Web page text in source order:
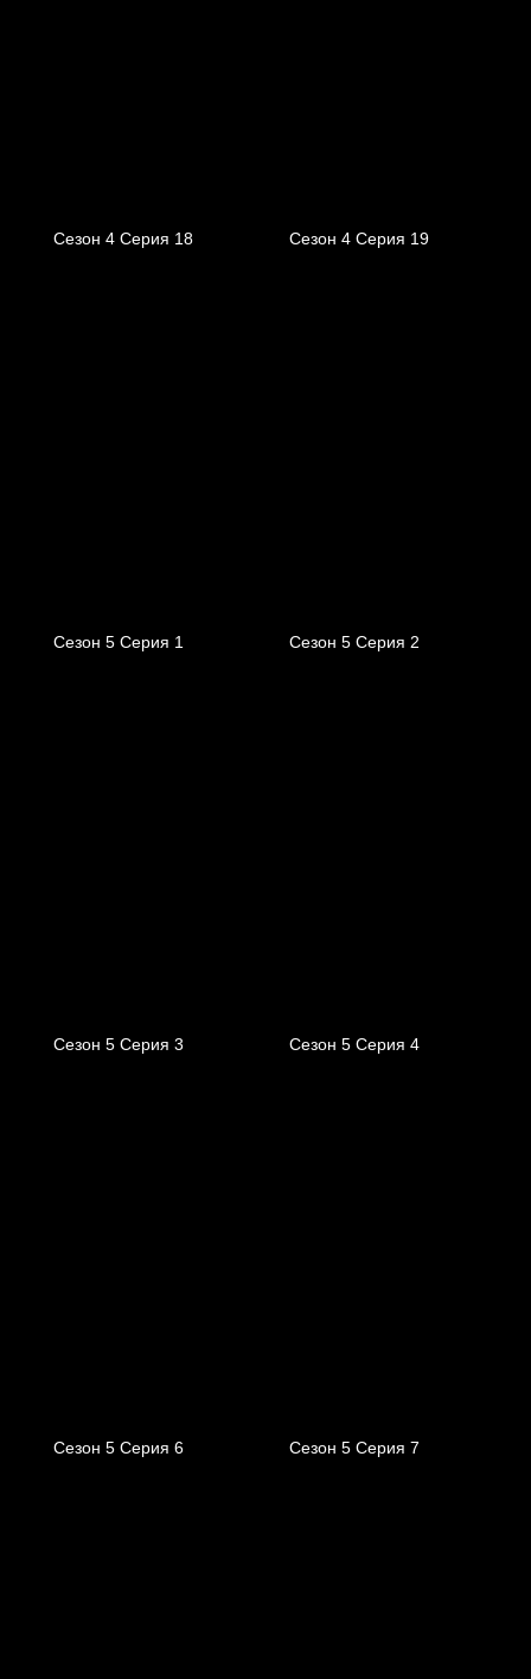
Сезон 4 Серия 18 Сезон 4 Серия 19
Сезон 5 Серия 1 Сезон 5 Серия 2
Сезон 5 Серия 3 Сезон 5 Серия 4
Сезон 5 Серия 6 Сезон 5 Серия 7